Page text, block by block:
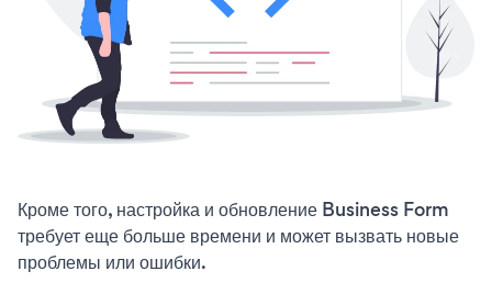
Кроме того, настройка и обновление Business Form
требует еще больше времени и может вызвать новые
проблемы или ошибки.